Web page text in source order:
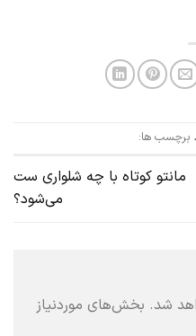
ها:
مانتو کوتاه با چه شلواری ست
می‌شود؟
شد. بخش‌های موردنیاز